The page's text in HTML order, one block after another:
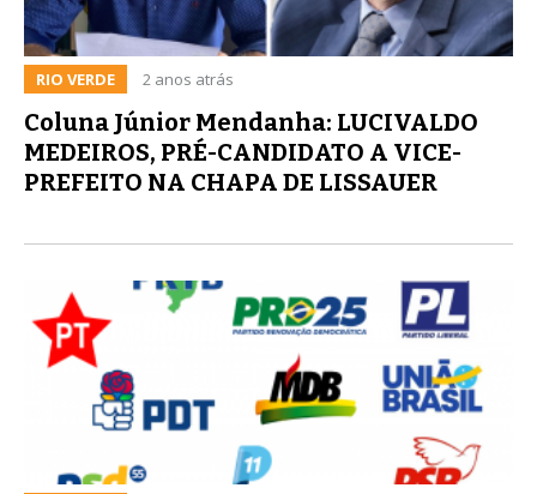
RIO VERDE 2 anos atrás
Coluna Júnior Mendanha: LUCIVALDO
MEDEIROS, PRÉ-CANDIDATO A VICE-
PREFEITO NA CHAPA DE LISSAUER